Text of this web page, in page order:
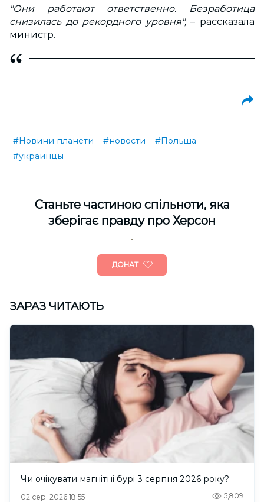
"Они работают ответственно. Безработица
снизилась до рекордного уровня",– рассказала
министр.
#Новини планети #новости
#Польша
#украинцы
Cтаньте частиною спільноти, яка
зберігає правду про Херсон
ДОНАТ
ЗАРАЗ ЧИТАЮТЬ
Чи очікувати магнітні бурі 3 серпня 2026 року?
02 сер. 2026 18:55 5,809